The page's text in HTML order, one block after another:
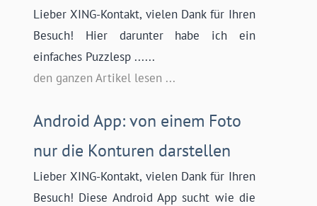
Lieber XING-Kontakt, vielen Dank für Ihren
Besuch! Hier darunter habe ich ein
einfaches Puzzlesp ......
den ganzen Artikel lesen ...
Android App: von einem Foto
nur die Konturen darstellen
Lieber XING-Kontakt, vielen Dank für Ihren
Besuch! Diese Android App sucht wie die